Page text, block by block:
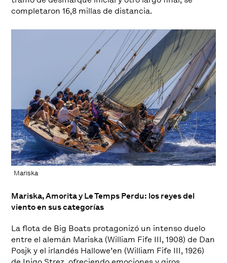
completaron 16,8 millas de distancia.
Mariska
Mariska, Amorita y Le Temps Perdu: los reyes del
viento en sus categorías
La flota de Big Boats protagonizó un intenso duelo
entre el alemán Mariska (William Fife III, 1908) de Dan
Posjk y el irlandés Hallowe’en (William Fife III, 1926)